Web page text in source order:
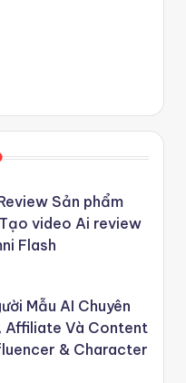
Sản phẩm
video Ai review
Flash
Mẫu AI Chuyên
Affiliate Và Content
& Character